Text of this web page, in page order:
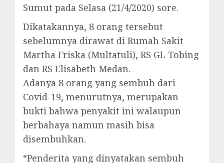
Sumut pada Selasa (21/4/2020) sore.
Dikatakannya, 8 orang tersebut
sebelumnya dirawat di Rumah Sakit
Martha Friska (Multatuli), RS GL Tobing
dan RS Elisabeth Medan.
Adanya 8 orang yang sembuh dari
Covid-19, menurutnya, merupakan
bukti bahwa penyakit ini walaupun
berbahaya namun masih bisa
disembuhkan.
“Penderita yang dinyatakan sembuh